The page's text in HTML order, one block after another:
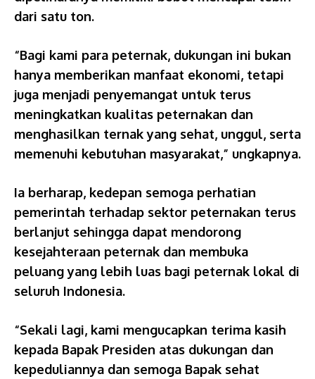
dari satu ton.
“Bagi kami para peternak, dukungan ini bukan
hanya memberikan manfaat ekonomi, tetapi
juga menjadi penyemangat untuk terus
meningkatkan kualitas peternakan dan
menghasilkan ternak yang sehat, unggul, serta
memenuhi kebutuhan masyarakat,” ungkapnya.
Ia berharap, kedepan semoga perhatian
pemerintah terhadap sektor peternakan terus
berlanjut sehingga dapat mendorong
kesejahteraan peternak dan membuka
peluang yang lebih luas bagi peternak lokal di
seluruh Indonesia.
“Sekali lagi, kami mengucapkan terima kasih
kepada Bapak Presiden atas dukungan dan
kepeduliannya dan semoga Bapak sehat